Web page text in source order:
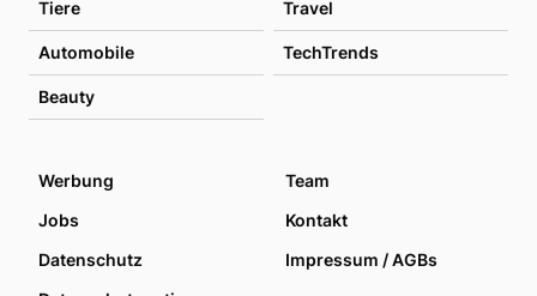
Tiere Travel
Automobile TechTrends
Beauty
Werbung
Team
Jobs
Kontakt
Datenschutz
Impressum / AGBs